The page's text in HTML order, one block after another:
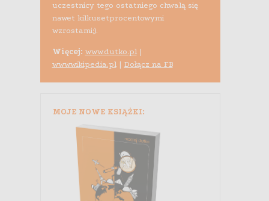
uczestnicy tego ostatniego chwalą się
nawet kilkusetprocentowymi
wzrostami;).
Więcej: www.dutko.pl|
www.wikipedia.pl| Dołącz na FB
MOJE NOWE KSIĄŻKI: